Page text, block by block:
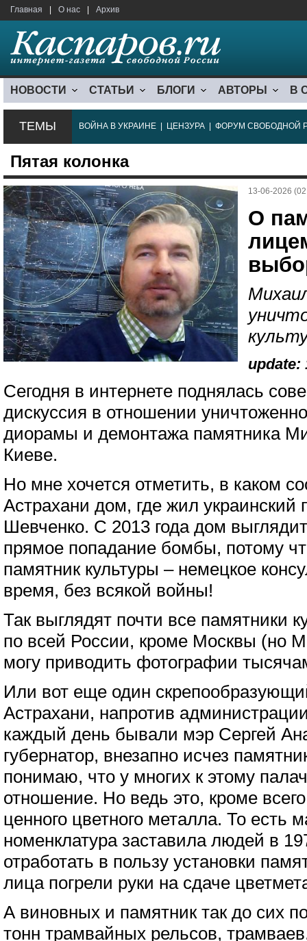
Главная О нас Архив
НОВОСТИ СТАТЬИ БЛОГИ АВТОРЫ В
ТЕМЫ ВОЙНА В УКРАИНЕ ЦЕНЗУРА ФОРУМ СВОБОДНОЙ
Пятая колонка
13-06-2026
О
update:
Сегодня в интернете поднялась
дискуссия в отношении
диорамы и демонтажа памятника
Киеве.
Но мне хочется отметить, в каком
Астрахани дом, где жил украинский
Шевченко. С 2013 года дом
прямое попадание бомбы, потому
памятник культуры – немецкое
время, без всякой войны!
Так выглядят почти все памятники
по всей России, кроме Москвы (но
могу приводить фотографии
Или вот еще один
Астрахани, напротив
каждый день бывали мэр Сергей
губернатор, внезапно исчез
понимаю, что у многих к этому
отношение. Но ведь это, кроме
ценного цветного металла. То есть
номенклатура заставила людей в
отработать в пользу установки
лица погрели руки на сдаче
А виновных и памятник так до сих
тонн трамвайных рельсов,